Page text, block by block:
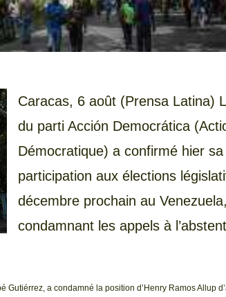
Caracas, 6 août (Prensa Latina)
du parti Acción Democrática
Démocratique) a confirmé hier sa
participation aux élections
décembre prochain au
condamnant les appels à
a condamné la position d’Henry Ramos Allup